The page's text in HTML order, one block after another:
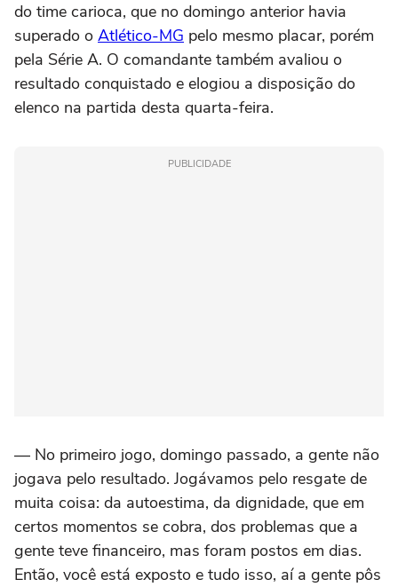
do time carioca, que no domingo anterior havia
superado o Atlético-MG pelo mesmo placar, porém
pela Série A. O comandante também avaliou o
resultado conquistado e elogiou a disposição do
elenco na partida desta quarta-feira.
PUBLICIDADE
— No primeiro jogo, domingo passado, a gente não
jogava pelo resultado. Jogávamos pelo resgate de
muita coisa: da autoestima, da dignidade, que em
certos momentos se cobra, dos problemas que a
gente teve financeiro, mas foram postos em dias.
Então, você está exposto e tudo isso, aí a gente pôs